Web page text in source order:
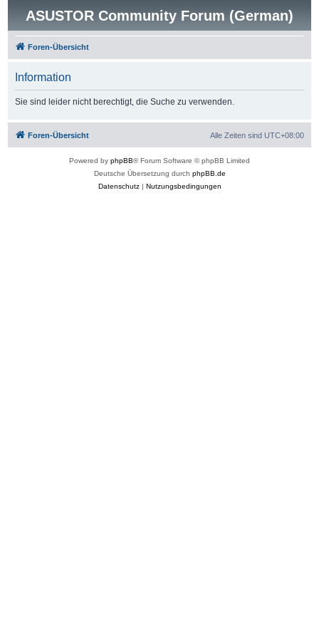
ASUSTOR Community Forum (German)
Foren-Übersicht
Information
Sie sind leider nicht berechtigt, die Suche zu verwenden.
Foren-Übersicht Alle Zeiten sind UTC+08:00
Powered by phpBB® Forum Software © phpBB Limited
Deutsche Übersetzung durch phpBB.de
Datenschutz| Nutzungsbedingungen